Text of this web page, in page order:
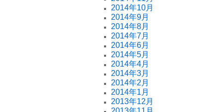
2014年10月
2014年9月
2014年8月
2014年7月
2014年6月
2014年5月
2014年4月
2014年3月
2014年2月
2014年1月
2013年12月